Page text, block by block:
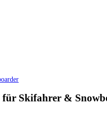
für Skifahrer &